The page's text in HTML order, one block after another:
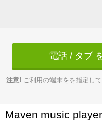
電話 / タブ
注意! ご利用の端末をを指定し
Maven music